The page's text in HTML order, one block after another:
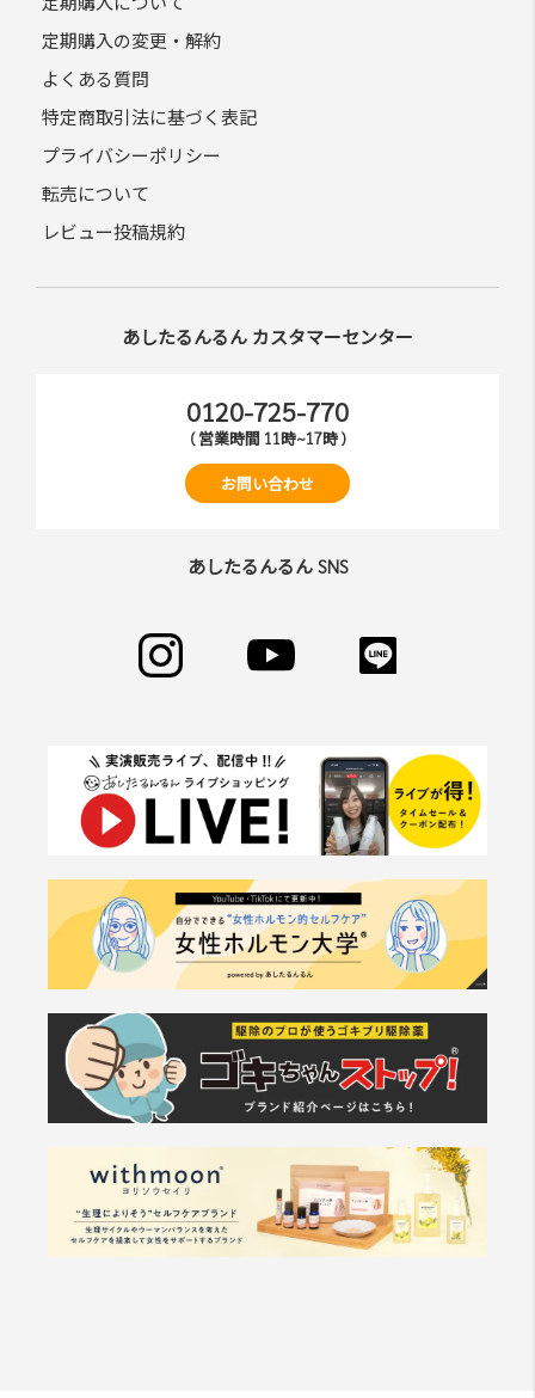
定期購入の変更・解約
よくある質問
特定商取引法に基づく表記
プライバシーポリシー
転売について
レビュー投稿規約
あしたるんるん カスタマーセンター
0120-725-770
( 営業時間 11時~17時 )
お問い合わせ
あしたるんるん SNS